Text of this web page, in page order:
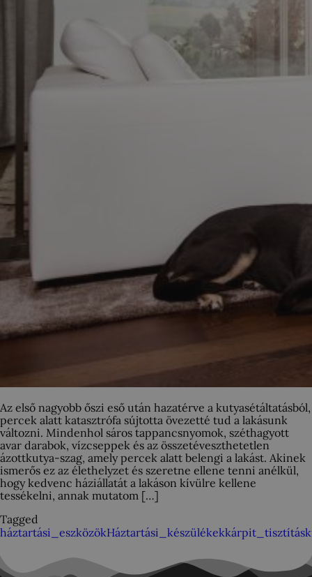
Az első nagyobb őszi eső után hazatérve a kutyasétáltatásból,
percek alatt katasztrófa sújtotta övezetté tud a lakásunk
változni. Mindenhol sáros tappancsnyomok, széthagyott
avar darabok, vízcseppek és az összetéveszthetetlen
ázottkutya-szag, amely percek alatt belengi a lakást. Akinek
ismerős ez az élethelyzet és szeretne ellene tenni anélkül,
hogy kedvenc háziállatát a lakáson kívülre kellene
tessékelni, annak mutatom […]
Tagged
háztartási_eszközökHáztartási_készülékekkárpit_tisztítás